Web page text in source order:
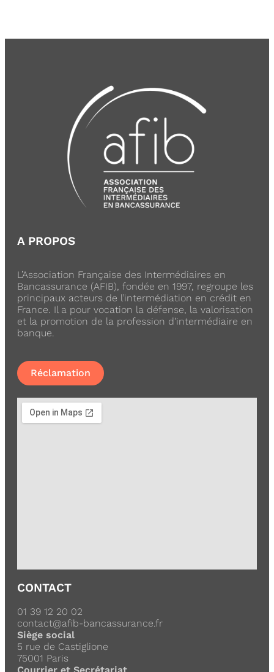
A PROPOS
L’Association Française des Intermédiaires en
Bancassurance (AFIB), fondée en 1997, regroupe les
principaux acteurs de l’intermédiation en crédit en
France. Il a pour vocation la défense, la valorisation
et la promotion de la profession d’intermédiaire en
banque.
Réclamation
CONTACT
01 39 12 20 02
contact@afib-bancassurance.fr
Siège social
5 rue de Castiglione
75001 Paris